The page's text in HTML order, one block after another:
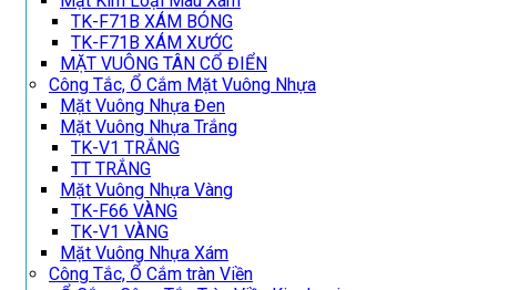
TK-F71B XÁM BÓNG
TK-F71B XÁM XƯỚC
MẶT VUÔNG TÂN CỔ ĐIỂN
Công Tắc, Ổ Cắm Mặt Vuông Nhựa
Mặt Vuông Nhựa Đen
Mặt Vuông Nhựa Trắng
TK-V1 TRẮNG
TT TRẮNG
Mặt Vuông Nhựa Vàng
TK-F66 VÀNG
TK-V1 VÀNG
Mặt Vuông Nhựa Xám
Công Tắc, Ổ Cắm tràn Viền